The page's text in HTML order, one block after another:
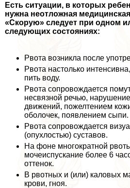
Есть ситуации, в которых
нужна неотложная
«Скорую» следует при одном
следующих состояниях:
Рвота возникла после
Рвота настолько
пить воду.
Рвота сопровождается
несвязной речью,
движений, пожелтением
оболочек, появлением сыпи.
Рвота сопровождается
(опухлостью) суставов.
На фоне многократной рвоты
мочеиспускание более 6
оттенок.
В рвотных и (или) каловых
крови, гноя.